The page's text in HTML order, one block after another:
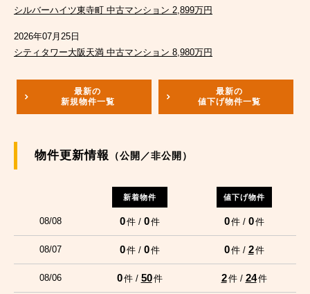
シルバーハイツ東寺町 中古マンション 2,899万円
2026年07月25日
シティタワー大阪天満 中古マンション 8,980万円
最新の
新規物件一覧
最新の
値下げ物件一覧
物件更新情報 （公開／非公開）
新着物件 値下げ物件
08/08 0件 / 0件 0件 / 0件
08/07 0件 / 0件 0件 / 2件
08/06 0件 / 50件 2件 / 24件